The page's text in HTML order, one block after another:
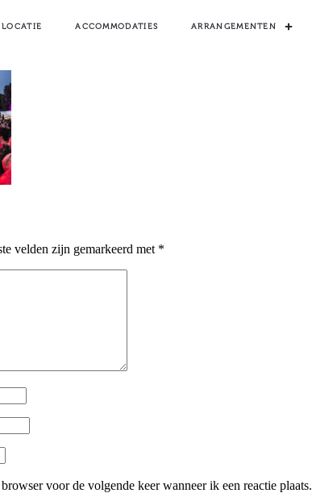
LOCATIE ACCOMMODATIES ARRANGEMENTEN
velden zijn gemarkeerd met *
voor de volgende keer wanneer ik een reactie plaats.